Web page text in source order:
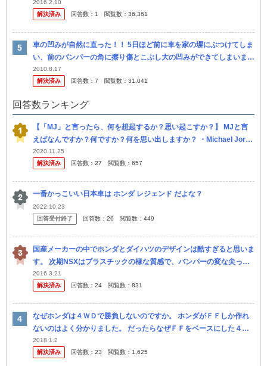
優は有名な人がやっていたのか？わかればお願いします。
2016.2.10
解決済み
回答数： 1 閲覧数： 36,361
車の凹みが自然に直った！！ 5日ほど前に車を家の塀にぶつけてしま
い、前のバンパーの角に擦り傷とこぶし大の凹みができてしまいまし
た。 それが今日改めてその個所を確認したら、凹みがほとんど無く
なって...
2010.8.17
解決済み
回答数： 7 閲覧数： 31,041
回答数ランキング
【「MJ」と言ったら、何を想起するか？思い起こすか？】 MJと言
えばなんですか？何ですか？何を思い出しますか？ ・Michael Jorda
n（マイケル ジョーダン）「NBAの伝説的ヒーロー。...
2020.11.25
解決済み
回答数： 27 閲覧数： 657
一番かっこいい日本車は ホンダ レジェンド だよな？
2022.10.23
回答受付終了
回答数： 26 閲覧数： 449
国産メーカーの中でホンダとダイハツのデザインは酷すぎると思いま
す。 次期NSXはプラスチックの様な質感で、バンパーの変な尖った
装飾は何の意味があるのかわかりません。 Aピラーからフロ ントま
で...
2016.3.21
解決済み
回答数： 24 閲覧数： 831
なぜホンダは４ＷＤで勝負しないのですか。 ホンダがＦＦしか作れ
ないのはよく分かりました。 だったらなぜＦＦをベースにした４Ｗ
Ｄで勝負しないのですか。 なぜシビックtypeＲを４ＷＤにしないの
で...
2018.1.2
解決済み
回答数： 23 閲覧数： 1,625